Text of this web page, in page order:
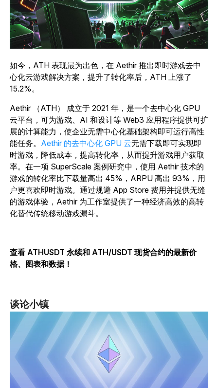
如今，ATH 表现最为出色，在 Aethir 推出即时游戏去中
心化云游戏解决方案，提升了转化率后，ATH 上涨了
15.2%。
Aethir （ATH） 成立于 2021 年，是一个去中心化 GPU
云平台，可为游戏、AI 和设计等 Web3 应用程序提供可扩
展的计算能力，使企业无需中心化基础架构即可运行高性
能任务。 Aethir 的去中心化 GPU 云无需下载即可实现即
时游戏，降低成本，提高转化率，从而提升游戏用户获取
率。在一项 SuperScale 案例研究中，使用 Aethir 技术的
游戏的转化率比下载量高出 45%，ARPU 高出 93%，用
户更喜欢即时游戏。通过规避 App Store 费用并提供无缝
的游戏体验，Aethir 为工作室提供了一种经济高效的高转
化替代传统移动游戏漏斗。
查看 ATHUSDT 永续和 ATH/USDT 现货合约的最新价
格、图表和数据！
谈论小镇